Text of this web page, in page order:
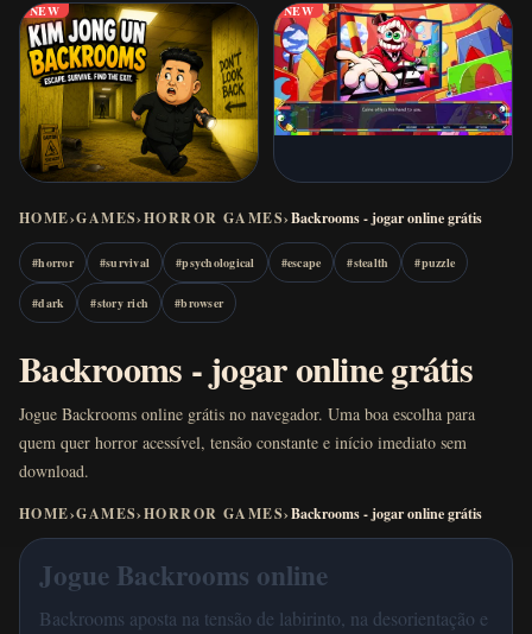
NEW NEW
HOME›GAMES›HORROR GAMES›Backrooms - jogar online grátis
#horror #survival #psychological #escape #stealth #puzzle
#dark #story rich #browser
Backrooms - jogar online grátis
Jogue Backrooms online grátis no navegador. Uma boa escolha para
quem quer horror acessível, tensão constante e início imediato sem
download.
HOME›GAMES›HORROR GAMES›Backrooms - jogar online grátis
Jogue Backrooms online
Backrooms aposta na tensão de labirinto, na desorientação e